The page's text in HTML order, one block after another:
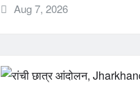
Aug 7, 2026